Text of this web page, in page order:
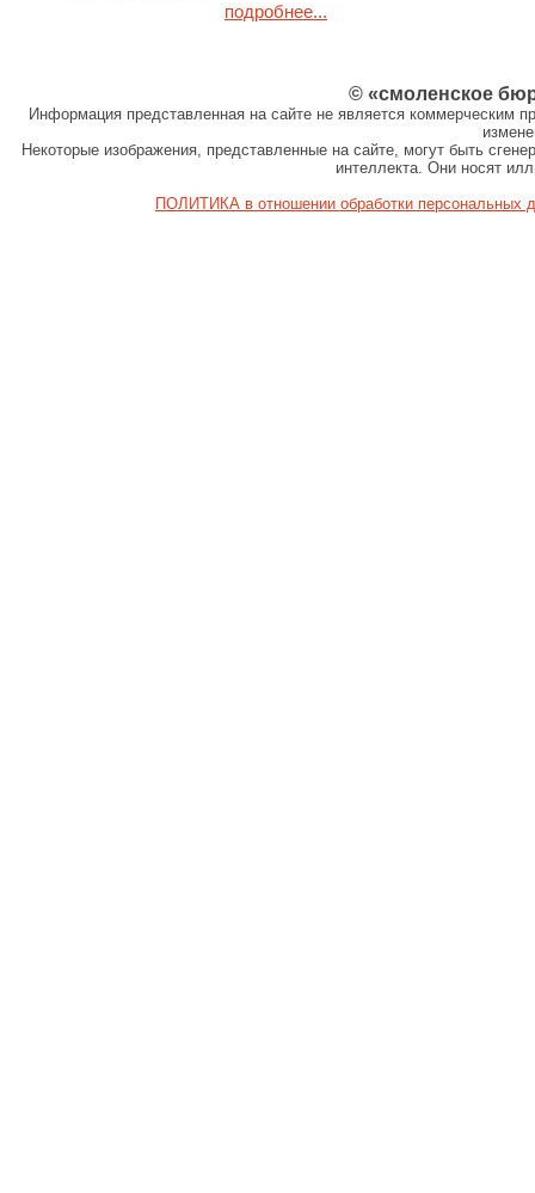
подробнее...
© «смоленское
Информация представленная на сайте не является коммерческим
Некоторые изображения, представленные на сайте, могут быть
интеллекта. Они носят
ПОЛИТИКА в отношении обработки